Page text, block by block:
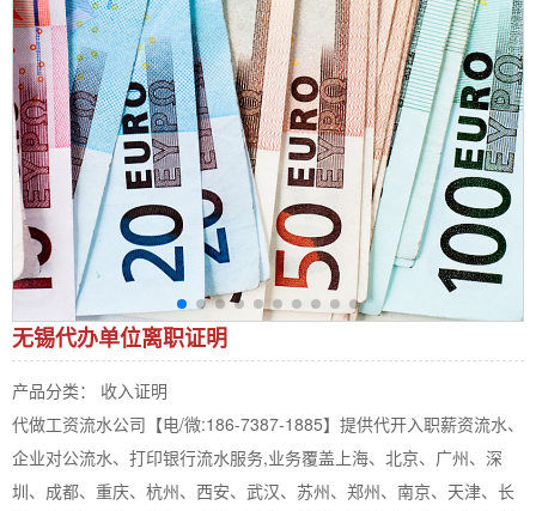
无锡代办单位离职证明
产品分类： 收入证明
代做工资流水公司【电/微:186-7387-1885】提供代开入职薪资流水、
企业对公流水、打印银行流水服务,业务覆盖上海、北京、广州、深
圳、成都、重庆、杭州、西安、武汉、苏州、郑州、南京、天津、长